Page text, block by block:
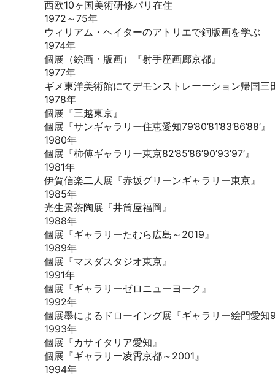
西欧10ヶ国美術研修パリ在住
1972～75年
ウィリアム・ヘイターのアトリエで銅版画を学ぶ
1974年
個展（絵画・版画）『射手座画廊京都』
1977年
ギメ東洋美術館にてデモンストレーーション帰国三
1978年
個展『三越東京』
個展『サンギャラリー住恵愛知79’80’81’83’86’88’』
1980年
個展『柿傅ギャラリー東京82’85’86’90’93’97’』
1981年
伊賀信楽二人展『赤坂グリーンギャラリー東京』
1985年
光生景茶陶展『井筒屋福岡』
1988年
個展『ギャラリーたむら広島～2019』
1989年
個展『マスダスタジオ東京』
1991年
個展『ギャラリーゼロニューヨーク』
1992年
個展墨によるドローイング展『ギャラリー絵門愛知
1993年
個展『カサイタリア愛知』
個展『ギャラリー凌霄京都～2001』
1994年